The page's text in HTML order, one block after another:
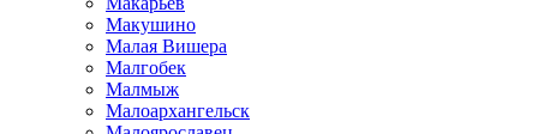
Макушино
Малая Вишера
Малгобек
Малмыж
Малоархангельск